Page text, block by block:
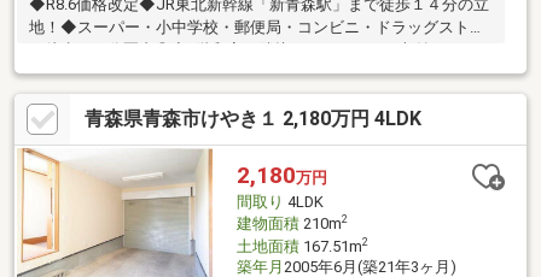
◆R8.6価格改定◆JR東北新幹線「新青森駅」まで徒歩１４分の立
地！◆スーパー・小中学校・郵便局・コンビニ・ドラッグストア
り、２世帯住宅としても可。◆ルーフヒータや雪庇防止柵、アプ
ローチにロードヒーティングがあり雪対策がうれしい物件。
青森県青森市けやき１ 2,180万円 4LDK
2,180万円
間取り 4LDK
建物面積210m2
土地面積167.51m2
築年月 2005年6月(築21年3ヶ月)